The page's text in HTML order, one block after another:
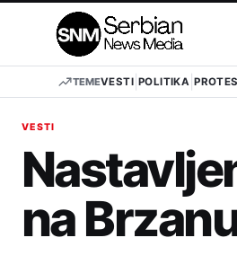
TEMEVESTI POLITIKA
VESTI
na